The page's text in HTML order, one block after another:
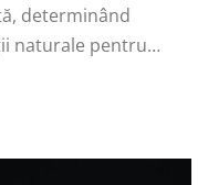
determinând
naturale pentru…